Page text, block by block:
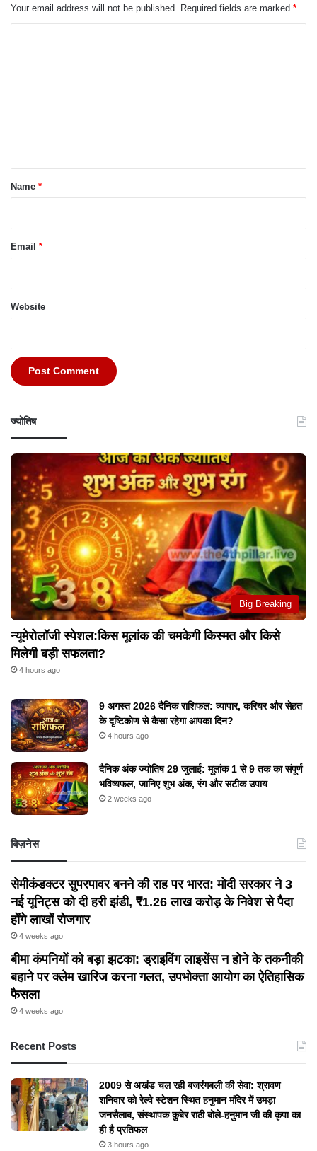
Your email address will not be published. Required fields are marked *
*Name *
Email *
Website
ज्योतिष
Big Breaking
न्यूमेरोलॉजी स्पेशल:किस मूलांक की चमकेगी किस्मत और किसे
मिलेगी बड़ी सफलता?
4 hours ago
9 अगस्त 2026 दैनिक राशिफल: व्यापार, करियर और सेहत
के दृष्टिकोण से कैसा रहेगा आपका दिन?
4 hours ago
दैनिक अंक ज्योतिष 29 जुलाई: मूलांक 1 से 9 तक का संपूर्ण
भविष्यफल, जानिए शुभ अंक, रंग और सटीक उपाय
2 weeks ago
बिज़नेस
सेमीकंडक्टर सुपरपावर बनने की राह पर भारत: मोदी सरकार ने 3
नई यूनिट्स को दी हरी झंडी, ₹1.26 लाख करोड़ के निवेश से पैदा
होंगे लाखों रोजगार
4 weeks ago
बीमा कंपनियों को बड़ा झटका: ड्राइविंग लाइसेंस न होने के तकनीकी
बहाने पर क्लेम खारिज करना गलत, उपभोक्ता आयोग का ऐतिहासिक
फैसला
4 weeks ago
Recent Posts
2009 से अखंड चल रही बजरंगबली की सेवा: श्रावण
शनिवार को रेल्वे स्टेशन स्थित हनुमान मंदिर में उमड़ा
जनसैलाब, संस्थापक कुबेर राठी बोले-हनुमान जी की कृपा का
ही है प्रतिफल
3 hours ago